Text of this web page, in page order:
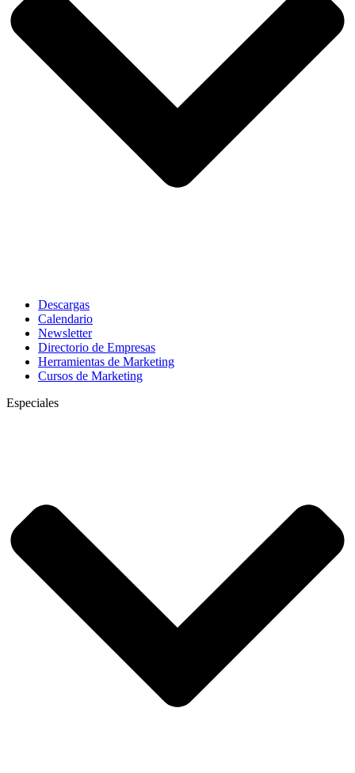
Descargas
Calendario
Newsletter
Directorio de Empresas
Herramientas de Marketing
Cursos de Marketing
Especiales